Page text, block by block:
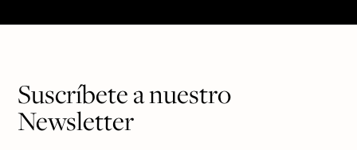
Suscríbete a nuestro
Newsletter